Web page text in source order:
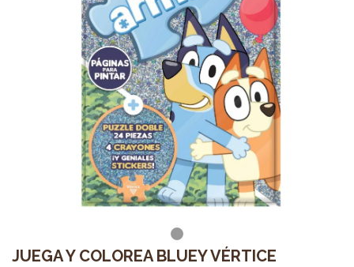
JUEGA Y COLOREA BLUEY VÉRTICE